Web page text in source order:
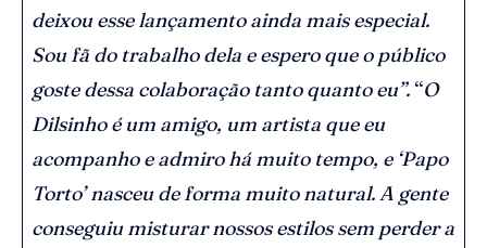
deixou esse lançamento ainda mais especial.
Sou fã do trabalho dela e espero que o público
goste dessa colaboração tanto quanto eu”. “O
Dilsinho é um amigo, um artista que eu
acompanho e admiro há muito tempo, e ‘Papo
Torto’ nasceu de forma muito natural. A gente
conseguiu misturar nossos estilos sem perder a